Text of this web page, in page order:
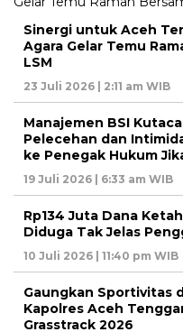
Sinergi untuk Aceh
Agara Gelar Temu
LSM
23 Juli 2026 | 2:11 am WIB
Manajemen BSI
Pelecehan dan
ke Penegak Hukum
19 Juli 2026 | 6:33 am WIB
Rp134 Juta Dana
Diduga Tak Jelas
10 Juli 2026 | 11:40 pm WIB
Gaungkan Sportivitas
Kapolres Aceh
Grasstrack 2026